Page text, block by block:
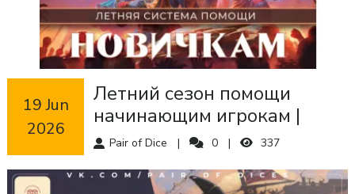
Pair of Dice 0 337
2026
Летний сезон помощи
начинающим игрокам |
Magic: The Gathering | Pair